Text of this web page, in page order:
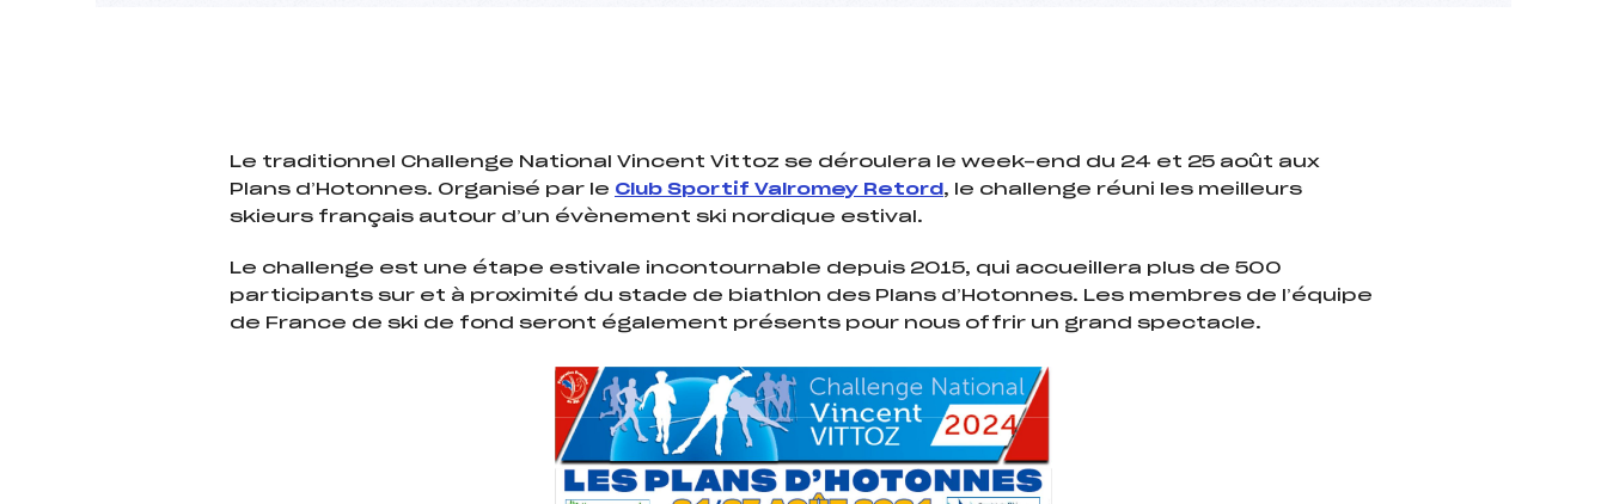
Le traditionnel Challenge National Vincent Vittoz se déroulera le week-end du 24 et 25 août aux
Plans d’Hotonnes. Organisé par le Club Sportif Valromey Retord , le challenge réuni les meilleurs
skieurs français autour d’un évènement ski nordique estival.
Le challenge est une étape estivale incontournable depuis 2015, qui accueillera plus de 500
participants sur et à proximité du stade de biathlon des Plans d’Hotonnes. Les membres de l’équipe
de France de ski de fond seront également présents pour nous offrir un grand spectacle.